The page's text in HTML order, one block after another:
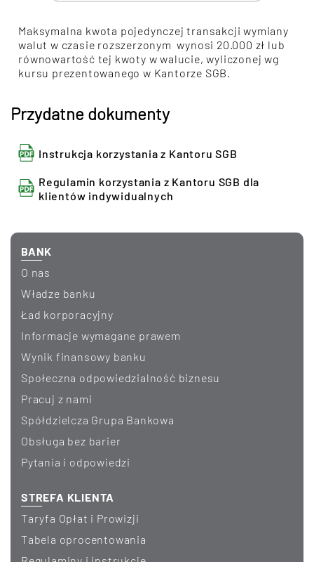
Maksymalna kwota pojedynczej transakcji wymiany
walut w czasie rozszerzonym wynosi 20.000 zł lub
równowartość tej kwoty w walucie, wyliczonej wg
kursu prezentowanego w Kantorze SGB.
Przydatne dokumenty
Instrukcja korzystania z Kantoru SGB
Regulamin korzystania z Kantoru SGB dla
klientów indywidualnych
BANK
O nas
Władze banku
Ład korporacyjny
informacje wymagane prawem
wynik finansowy banku
Społeczna odpowiedzialność biznesu
Pracuj z nami
Spółdzielcza Grupa Bankowa
Obsługa bez barier
Pytania i odpowiedzi
STREFA KLIENTA
Taryfa Opłat i Prowizji
Tabela oprocentowania